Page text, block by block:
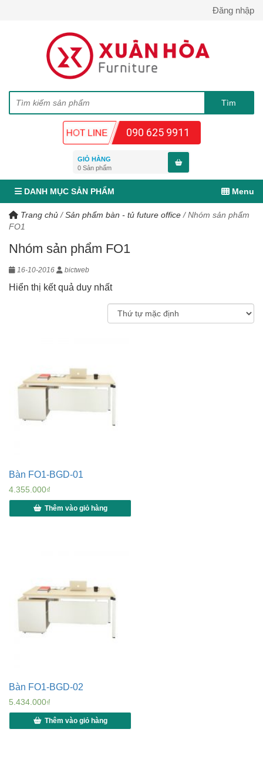
Đăng nhập
090 625 9911
GIỎ HÀNG
0 Sản phẩm
DANH MỤC SẢN PHẨM Menu
Trang chủ /Sản phẩm bàn - tủ future office /Nhóm sản phẩm
FO1
Nhóm sản phẩm FO1
16-10-2016 bictweb
Hiển thị kết quả duy nhất
Bàn FO1-BGD-01
4.355.000₫
Thêm vào giỏ hàng
Bàn FO1-BGD-02
5.434.000₫
Thêm vào giỏ hàng